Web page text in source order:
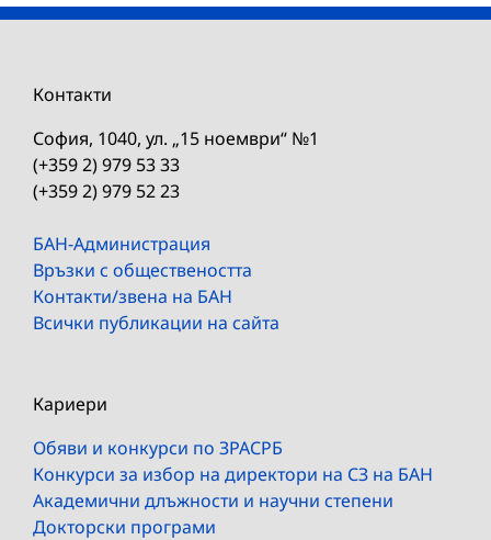
Контакти
София, 1040, ул. „15 ноември“ №1
(+359 2) 979 53 33
(+359 2) 979 52 23
БАН-Администрация
Връзки с обществеността
Контакти/звена на БАН
Всички публикации на сайта
Кариери
Обяви и конкурси по ЗРАСРБ
Конкурси за избор на директори на СЗ на БАН
Академични длъжности и научни степени
Докторски програми